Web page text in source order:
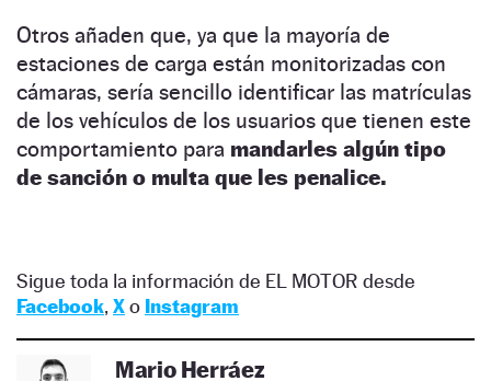
Otros añaden que, ya que la mayoría de
estaciones de carga están monitorizadas con
cámaras, sería sencillo identificar las matrículas
de los vehículos de los usuarios que tienen este
comportamiento para mandarles algún tipo
de sanción o multa que les penalice.
Sigue toda la información de EL MOTOR desde
Facebook, Xo Instagram
Mario Herráez